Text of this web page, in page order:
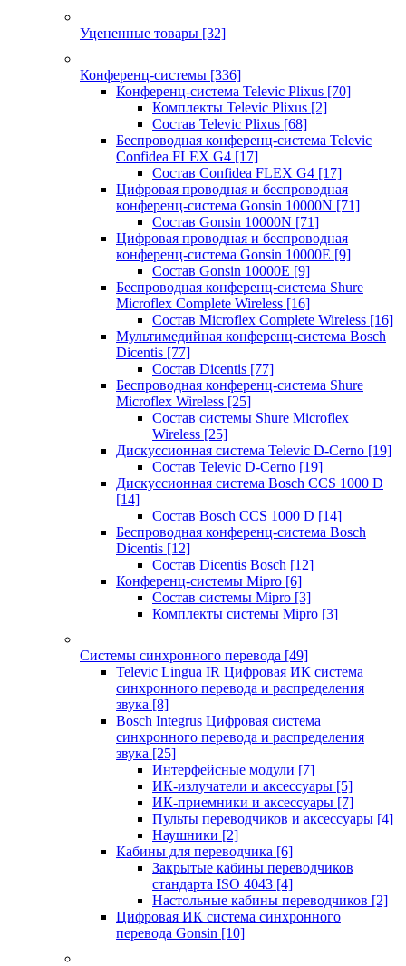
Уцененные товары [32]
Конференц-системы [336]
Конференц-система Televic Plixus [70]
Комплекты Televic Plixus [2]
Состав Televic Plixus [68]
Беспроводная конференц-система Televic
Confidea FLEX G4 [17]
Состав Confidea FLEX G4 [17]
Цифровая проводная и беспроводная
конференц-система Gonsin 10000N [71]
Состав Gonsin 10000N [71]
Цифровая проводная и беспроводная
конференц-система Gonsin 10000E [9]
Состав Gonsin 10000E [9]
Беспроводная конференц-система Shure
Microflex Complete Wireless [16]
Состав Microflex Complete Wireless [16]
Мультимедийная конференц-система Bosch
Dicentis [77]
Состав Dicentis [77]
Беспроводная конференц-система Shure
Microflex Wireless [25]
Состав системы Shure Microflex
Wireless [25]
Дискуссионная система Televic D-Cerno [19]
Состав Televic D-Cerno [19]
Дискуссионная система Bosch CCS 1000 D
[14]
Состав Bosch CCS 1000 D [14]
Беспроводная конференц-система Bosch
Dicentis [12]
Состав Dicentis Bosch [12]
Конференц-системы Mipro [6]
Состав системы Mipro [3]
Комплекты системы Mipro [3]
Системы синхронного перевода [49]
Televic Lingua IR Цифровая ИК система
синхронного перевода и распределения
звука [8]
Bosch Integrus Цифровая система
синхронного перевода и распределения
звука [25]
Интерфейсные модули [7]
ИК-излучатели и аксессуары [5]
ИК-приемники и аксессуары [7]
Пульты переводчиков и аксессуары [4]
Наушники [2]
Кабины для переводчика [6]
Закрытые кабины переводчиков
стандарта ISO 4043 [4]
Настольные кабины переводчиков [2]
Цифровая ИК система синхронного
перевода Gonsin [10]